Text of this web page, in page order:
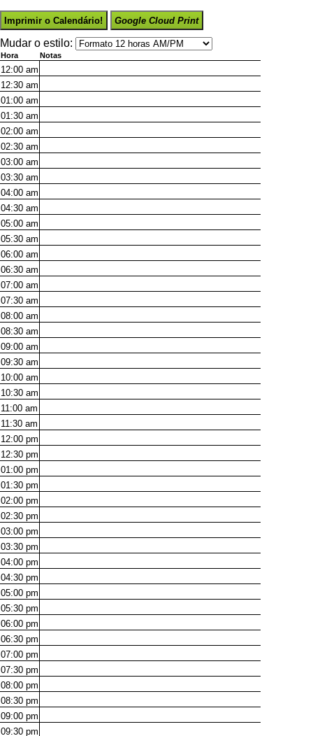
Imprimir o Calendário! Google Cloud Print
Mudar o estilo:
Hora Notas
12:00 am
12:30 am
01:00 am
01:30 am
02:00 am
02:30 am
03:00 am
03:30 am
04:00 am
04:30 am
05:00 am
05:30 am
06:00 am
06:30 am
07:00 am
07:30 am
08:00 am
08:30 am
09:00 am
09:30 am
10:00 am
10:30 am
11:00 am
11:30 am
12:00 pm
12:30 pm
01:00 pm
01:30 pm
02:00 pm
02:30 pm
03:00 pm
03:30 pm
04:00 pm
04:30 pm
05:00 pm
05:30 pm
06:00 pm
06:30 pm
07:00 pm
07:30 pm
08:00 pm
08:30 pm
09:00 pm
09:30 pm